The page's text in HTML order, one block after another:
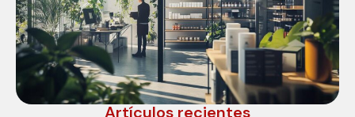
Artículos recientes